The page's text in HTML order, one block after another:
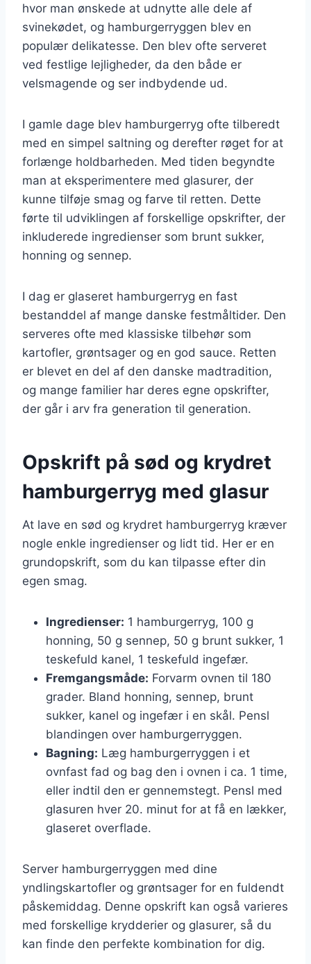
hvor man ønskede at udnytte alle dele af
svinekødet, og hamburgerryggen blev en
populær delikatesse. Den blev ofte serveret
ved festlige lejligheder, da den både er
velsmagende og ser indbydende ud.
I gamle dage blev hamburgerryg ofte tilberedt
med en simpel saltning og derefter røget for at
forlænge holdbarheden. Med tiden begyndte
man at eksperimentere med glasurer, der
kunne tilføje smag og farve til retten. Dette
førte til udviklingen af forskellige opskrifter, der
inkluderede ingredienser som brunt sukker,
honning og sennep.
I dag er glaseret hamburgerryg en fast
bestanddel af mange danske festmåltider. Den
serveres ofte med klassiske tilbehør som
kartofler, grøntsager og en god sauce. Retten
er blevet en del af den danske madtradition,
og mange familier har deres egne opskrifter,
der går i arv fra generation til generation.
Opskrift på sød og krydret
hamburgerryg med glasur
At lave en sød og krydret hamburgerryg kræver
nogle enkle ingredienser og lidt tid. Her er en
grundopskrift, som du kan tilpasse efter din
egen smag.
Ingredienser: 1 hamburgerryg, 100 g
honning, 50 g sennep, 50 g brunt sukker, 1
teskefuld kanel, 1 teskefuld ingefær.
Fremgangsmåde: Forvarm ovnen til 180
grader. Bland honning, sennep, brunt
sukker, kanel og ingefær i en skål. Pensl
blandingen over hamburgerryggen.
Bagning: Læg hamburgerryggen i et
ovnfast fad og bag den i ovnen i ca. 1 time,
eller indtil den er gennemstegt. Pensl med
glasuren hver 20. minut for at få en lækker,
glaseret overflade.
Server hamburgerryggen med dine
yndlingskartofler og grøntsager for en fuldendt
påskemiddag. Denne opskrift kan også varieres
med forskellige krydderier og glasurer, så du
kan finde den perfekte kombination for dig.